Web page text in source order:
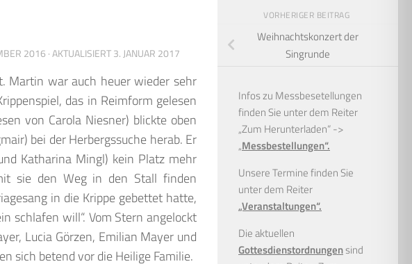
2016 · AKTUALISIERT3. JANUAR 2017
Martin war auch heuer wieder sehr
das in Reimform gelesen
von Carola Niesner) blickte oben
bei der Herbergssuche herab. Er
Katharina Mingl) kein Platz mehr
sie den Weg in den Stall finden
in die Krippe gebettet hatte,
schlafen will“. Vom Stern angelockt
Lucia Görzen, Emilian Mayer und
sich betend vor die Heilige Familie.
VORHERIGER BEITRAG
Weihnachtskonzert der
Singrunde
Infos zu Messbesetellungen
finden Sie unter dem Reiter
„Zum Herunterladen“ ->
„Messbestellungen“.
Unsere Termine finden Sie
unter dem Reiter
„Veranstaltungen“.
Die aktuellen
Gottesdienstordnungensind